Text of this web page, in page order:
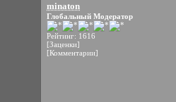
minaton
Глобальный Модератор
Рейтинг: 1616
[Заценки]
[Комментарии]